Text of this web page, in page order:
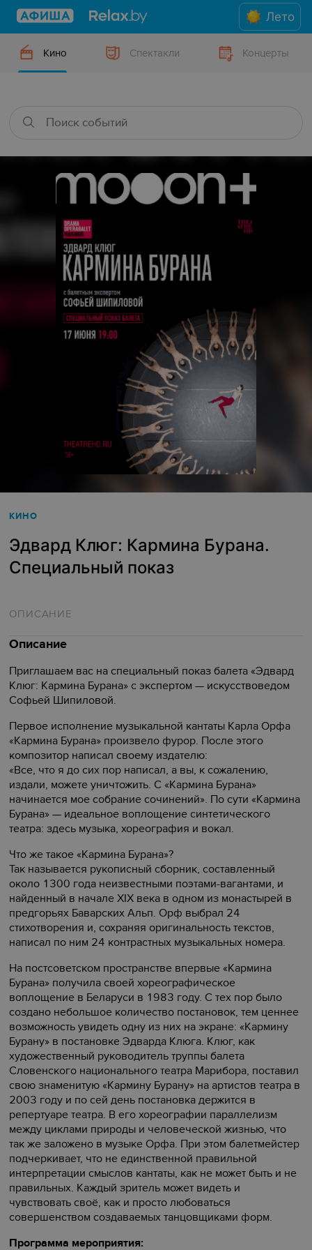
Лето
Кино Спектакли Концерты
КИНО
Эдвард Клюг: Кармина Бурана.
Специальный показ
ОПИСАНИЕ
Описание
Приглашаем вас на специальный показ балета «Эдвард
Клюг: Кармина Бурана» с экспертом — искусствоведом
Софьей Шипиловой.
Первое исполнение музыкальной кантаты Карла Орфа
«Кармина Бурана» произвело фурор. После этого
композитор написал своему издателю:
«Все, что я до сих пор написал, а вы, к сожалению,
издали, можете уничтожить. С «Кармина Бурана»
начинается мое собрание сочинений». По сути «Кармина
Бурана» — идеальное воплощение синтетического
театра: здесь музыка, хореография и вокал.
Что же такое «Кармина Бурана»?
Так называется рукописный сборник, составленный
около 1300 года неизвестными поэтами-вагантами, и
найденный в начале XIX века в одном из монастырей в
предгорьях Баварских Альп. Орф выбрал 24
стихотворения и, сохраняя оригинальность текстов,
написал по ним 24 контрастных музыкальных номера.
На постсоветском пространстве впервые «Кармина
Бурана» получила своей хореографическое
воплощение в Беларуси в 1983 году. С тех пор было
создано небольшое количество постановок, тем ценнее
возможность увидеть одну из них на экране: «Кармину
Бурану» в постановке Эдварда Клюга. Клюг, как
художественный руководитель труппы балета
Словенского национального театра Марибора, поставил
свою знаменитую «Кармину Бурану» на артистов театра в
2003 году и по сей день постановка держится в
репертуаре театра. В его хореографии параллелизм
между циклами природы и человеческой жизнью, что
так же заложено в музыке Орфа. При этом балетмейстер
подчеркивает, что не единственной правильной
интерпретации смыслов кантаты, как не может быть и не
правильных. Каждый зритель может видеть и
чувствовать своё, как и просто любоваться
совершенством создаваемых танцовщиками форм.
Программа мероприятия: